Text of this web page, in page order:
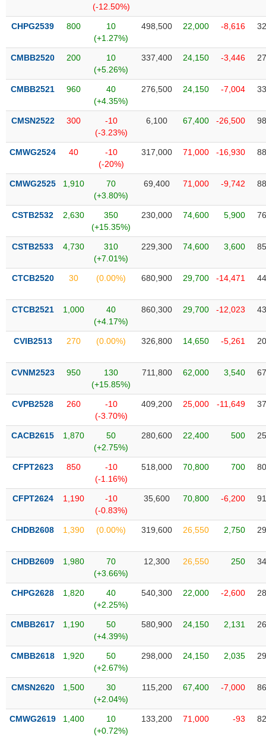
(-12.50%)
CHPG2539 800
10
(+1.27%)
498,500 22,000 -8,616
CMBB2520 200
10
(+5.26%)
337,400 24,150 -3,446
CMBB2521 960
40
(+4.35%)
276,500 24,150 -7,004
CMSN2522 300
-10
(-3.23%)
6,100 67,400 -26,500
CMWG2524 40
-10
(-20%)
317,000 71,000 -16,930
CMWG2525 1,910
70
(+3.80%)
69,400 71,000 -9,742
CSTB2532 2,630
350
(+15.35%)
230,000 74,600 5,900
CSTB2533 4,730
310
(+7.01%)
229,300 74,600 3,600
CTCB2520 30 (0.00%) 680,900 29,700 -14,471
CTCB2521 1,000
40
(+4.17%)
860,300 29,700 -12,023
CVIB2513 270 (0.00%) 326,800 14,650 -5,261
CVNM2523 950
130
(+15.85%)
711,800 62,000 3,540
CVPB2528 260
-10
(-3.70%)
409,200 25,000 -11,649
CACB2615 1,870
50
(+2.75%)
280,600 22,400 500
CFPT2623 850
-10
(-1.16%)
518,000 70,800 700
CFPT2624 1,190
-10
(-0.83%)
35,600 70,800 -6,200
CHDB2608 1,390 (0.00%) 319,600 26,550 2,750
CHDB2609 1,980
70
(+3.66%)
12,300 26,550 250
CHPG2628 1,820
40
(+2.25%)
540,300 22,000 -2,600
CMBB2617 1,190
50
(+4.39%)
580,900 24,150 2,131
CMBB2618 1,920
50
(+2.67%)
298,000 24,150 2,035
CMSN2620 1,500
30
(+2.04%)
115,200 67,400 -7,000
CMWG2619 1,400
10
(+0.72%)
133,200 71,000 -93
THÔNG
TIỆN
ÍCH
BẤT
SẢN
Mã
chứng
(-)
Cổ phiếu Chỉ số
đạo
(-)
Tất cả Người nội bộ Người liên quan Cổ đông lớn
Tin
tức
của
giả
(-)
phân
tích
Thuật
ngữ
vụ
(-)
tạo